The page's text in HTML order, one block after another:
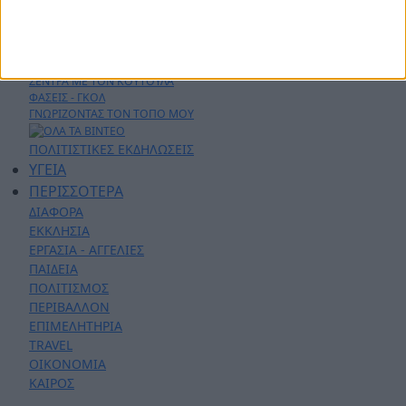
ΣΕΝΤΡΑ ΜΕ ΤΟΝ ΚΟΥΤΟΥΛΑ
ΦΑΣΕΙΣ - ΓΚΟΛ
ΓΝΩΡΙΖΟΝΤΑΣ ΤΟΝ ΤΟΠΟ ΜΟΥ
ΠΟΛΙΤΙΣΤΙΚΕΣ ΕΚΔΗΛΩΣΕΙΣ
ΥΓΕΙΑ
ΠΕΡΙΣΣΟΤΕΡΑ
ΔΙΑΦΟΡΑ
ΕΚΚΛΗΣΙΑ
ΕΡΓΑΣΙΑ - ΑΓΓΕΛΙΕΣ
ΠΑΙΔΕΙΑ
ΠΟΛΙΤΙΣΜΟΣ
ΠΕΡΙΒΑΛΛΟΝ
ΕΠΙΜΕΛΗΤΗΡΙΑ
TRAVEL
ΟΙΚΟΝΟΜΙΑ
ΚΑΙΡΟΣ